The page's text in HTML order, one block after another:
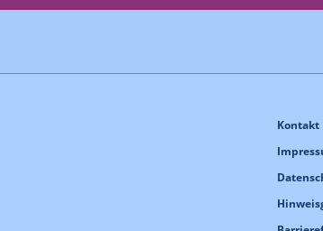
Kontakt